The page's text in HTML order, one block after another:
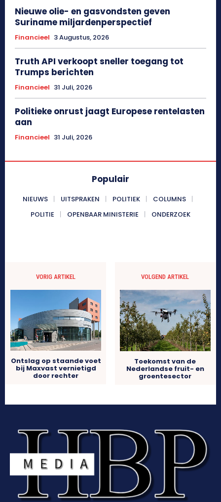
Nieuwe olie- en gasvondsten geven
Suriname miljardenperspectief
Financieel 3 Augustus, 2026
Truth API verkoopt sneller toegang tot
Trumps berichten
Financieel 31 Juli, 2026
Politieke onrust jaagt Europese rentelasten
aan
Financieel 31 Juli, 2026
Populair
NIEUWS UITSPRAKEN POLITIEK
COLUMNS
POLITIE
OPENBAAR MINISTERIE ONDERZOEK
VORIG ARTIKEL
Ontslag op staande voet
bij Maxvast vernietigd
door rechter
VOLGEND ARTIKEL
Toekomst van de
Nederlandse fruit- en
groentesector